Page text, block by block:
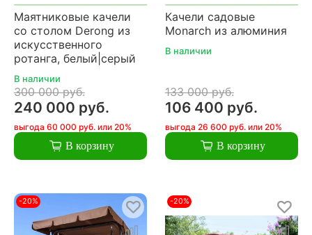
Маятниковые качели
со столом Derong из
искусственного
ротанга, белый|серый
В наличии
300 000 руб.
240 000 руб.
выгода 60 000 руб. или 20%
В корзину
Качели садовые
Monarch из алюминия
В наличии
133 000 руб.
106 400 руб.
выгода 26 600 руб. или 20%
В корзину
-20% -20%